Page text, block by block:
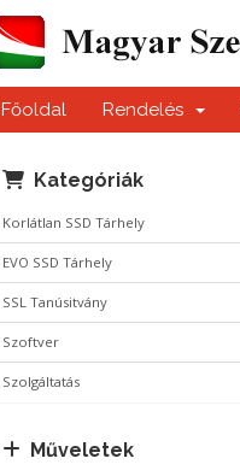
Főoldal Rendelés
Kategóriák
Korlátlan SSD Tárhely
EVO SSD Tárhely
SSL Tanúsitvány
Szoftver
Szolgáltatás
Műveletek